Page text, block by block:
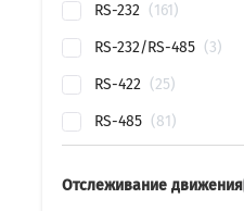
RS-232
161
RS-232/RS-485
3
RS-422
25
RS-485
81
Отслеживание движения